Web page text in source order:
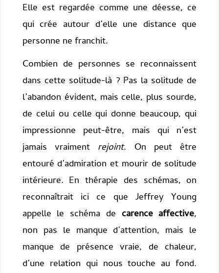
Elle est regardée comme une déesse, ce
qui crée autour d’elle une distance que
personne ne franchit.
Combien de personnes se reconnaissent
dans cette solitude-là ? Pas la solitude de
l’abandon évident, mais celle, plus sourde,
de celui ou celle qui donne beaucoup, qui
impressionne peut-être, mais qui n’est
jamais vraiment rejoint. On peut être
entouré d’admiration et mourir de solitude
intérieure. En thérapie des schémas, on
reconnaîtrait ici ce que Jeffrey Young
appelle le schéma de carence affective,
non pas le manque d’attention, mais le
manque de présence vraie, de chaleur,
d’une relation qui nous touche au fond.